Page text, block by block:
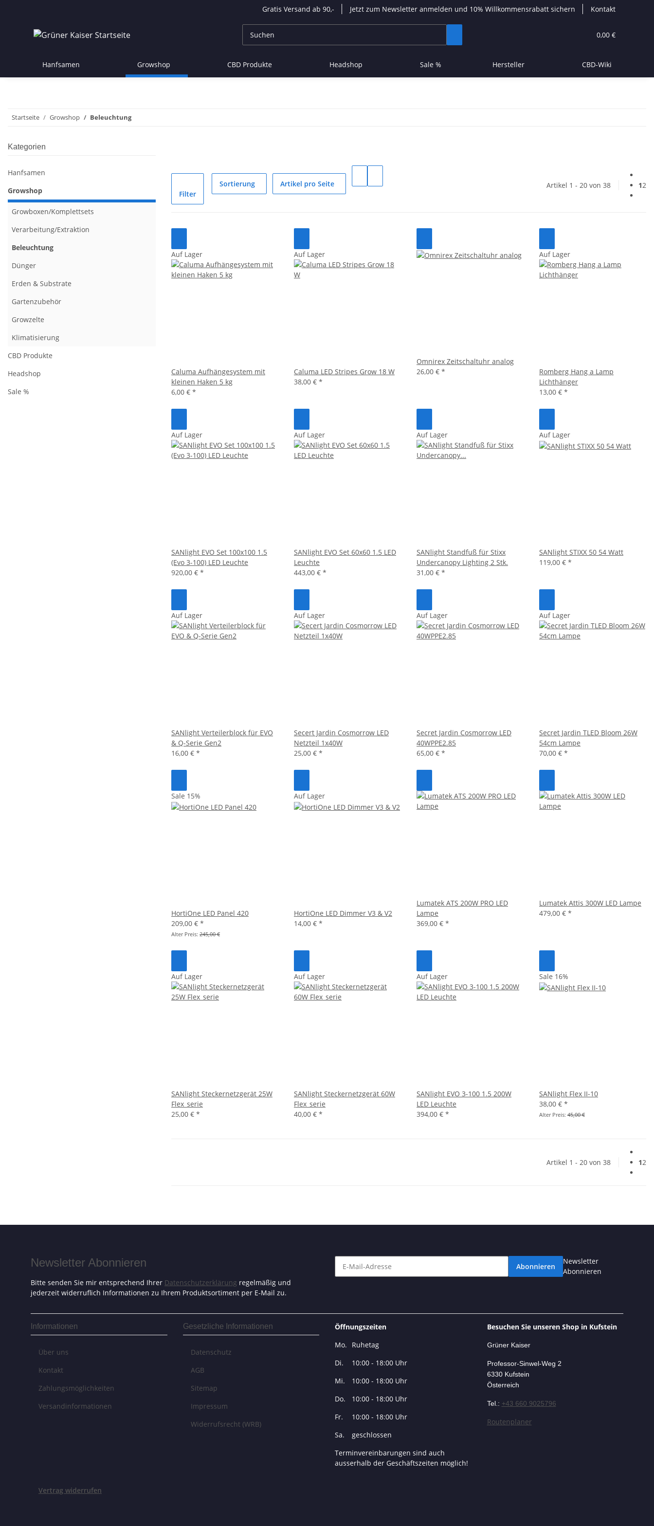
Gratis Versand ab 90,- Jetzt zum Newsletter anmelden und 10% Willkommensrabatt sichern Kontakt
0,00 €
Hanfsamen Growshop CBD Produkte Headshop Sale % Hersteller CBD-Wiki
Startseite Growshop Beleuchtung
Filter
Sortierung Artikel pro Seite Artikel 1 - 20 von 38 12
Auf Lager
Caluma Aufhängesystem mit
kleinen Haken 5 kg
6,00 € *
Auf Lager
Caluma LED Stripes Grow 18 W
38,00 € *
Omnirex Zeitschaltuhr analog
26,00 € *
Auf Lager
Romberg Hang a Lamp
Lichthänger
13,00 € *
Auf Lager
SANlight EVO Set 100x100 1.5
(Evo 3-100) LED Leuchte
920,00 € *
Auf Lager
SANlight EVO Set 60x60 1.5 LED
Leuchte
443,00 € *
Auf Lager
SANlight Standfuß für Stixx
Undercanopy Lighting 2 Stk.
31,00 € *
Auf Lager
SANlight STIXX 50 54 Watt
119,00 € *
Auf Lager
SANlight Verteilerblock für EVO
& Q-Serie Gen2
16,00 € *
Auf Lager
Secert Jardin Cosmorrow LED
Netzteil 1x40W
25,00 € *
Auf Lager
Secret Jardin Cosmorrow LED
40WPPE2.85
65,00 € *
Auf Lager
Secret Jardin TLED Bloom 26W
54cm Lampe
70,00 € *
Sale 15%
HortiOne LED Panel 420
209,00 € *
Alter Preis: 245,00 €
Auf Lager
HortiOne LED Dimmer V3 & V2
14,00 € *
Lumatek ATS 200W PRO LED
Lampe
369,00 € *
Lumatek Attis 300W LED Lampe
479,00 € *
Auf Lager
SANlight Steckernetzgerät 25W
Flex_serie
25,00 € *
Auf Lager
SANlight Steckernetzgerät 60W
Flex_serie
40,00 € *
Auf Lager
SANlight EVO 3-100 1.5 200W
LED Leuchte
394,00 € *
Sale 16%
SANlight Flex II-10
38,00 € *
Alter Preis: 45,00 €
Artikel 1 - 20 von 38 12
Kategorien
Hanfsamen
Growshop
Growboxen/Komplettsets
Verarbeitung/Extraktion
Beleuchtung
Dünger
Erden & Substrate
Gartenzubehör
Growzelte
Klimatisierung
CBD Produkte
Headshop
Sale %
Newsletter Abonnieren
Bitte senden Sie mir entsprechend Ihrer Datenschutzerklärung regelmäßig und
jederzeit widerruflich Informationen zu Ihrem Produktsortiment per E-Mail zu.
Abonnieren
Newsletter
Abonnieren
Informationen
Über uns
Kontakt
Zahlungsmöglichkeiten
Versandinformationen
Gesetzliche Informationen
Datenschutz
AGB
Sitemap
Impressum
Widerrufsrecht (WRB)
Öffnungszeiten
Mo.
Ruhetag
Di.
10:00 - 18:00 Uhr
Mi.
10:00 - 18:00 Uhr
Do.
10:00 - 18:00 Uhr
Fr.
10:00 - 18:00 Uhr
Sa.
geschlossen
Terminvereinbarungen sind auch
ausserhalb der Geschäftszeiten möglich!
Besuchen Sie unseren Shop in Kufstein
Grüner Kaiser
Professor-Sinwel-Weg 2
6330 Kufstein
Österreich
Tel.: +43 660 9025796
Routenplaner
Vertrag widerrufen